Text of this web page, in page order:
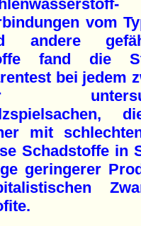
vom
andere
fand die
bei jedem
mit
Schadstoffe in
geringerer